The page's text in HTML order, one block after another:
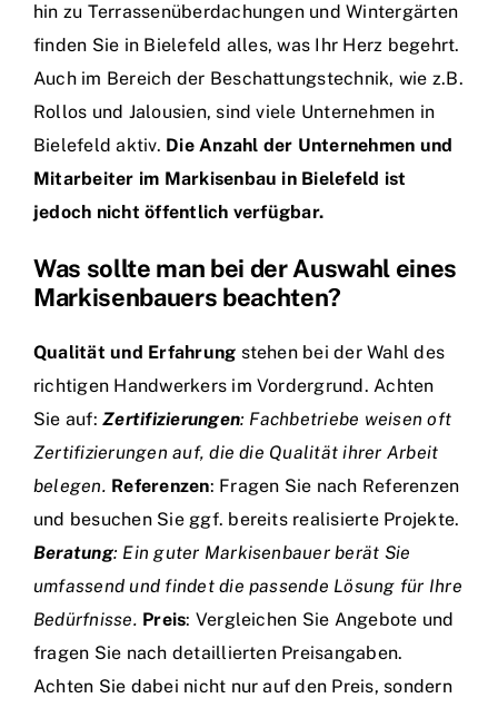
hin zu Terrassenüberdachungen und Wintergärten
finden Sie in Bielefeld alles, was Ihr Herz begehrt.
Auch im Bereich der Beschattungstechnik, wie z.B.
Rollos und Jalousien, sind viele Unternehmen in
Bielefeld aktiv. Die Anzahl der Unternehmen und
Mitarbeiter im Markisenbau in Bielefeld ist
jedoch nicht öffentlich verfügbar.
Was sollte man bei der Auswahl eines
Markisenbauers beachten?
Qualität und Erfahrung stehen bei der Wahl des
richtigen Handwerkers im Vordergrund. Achten
Sie auf:Zertifizierungen: Fachbetriebe weisen oft
Zertifizierungen auf, die die Qualität ihrer Arbeit
belegen. Referenzen: Fragen Sie nach Referenzen
und besuchen Sie ggf. bereits realisierte Projekte.
Beratung: Ein guter Markisenbauer berät Sie
umfassend und findet die passende Lösung für Ihre
Bedürfnisse. Preis: Vergleichen Sie Angebote und
fragen Sie nach detaillierten Preisangaben.
Achten Sie dabei nicht nur auf den Preis, sondern